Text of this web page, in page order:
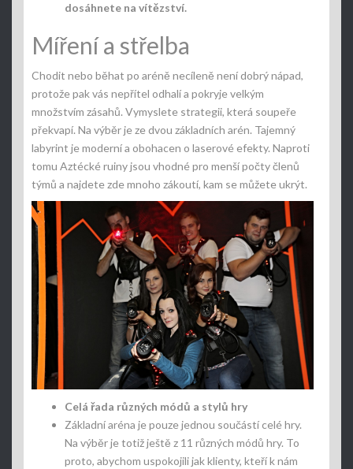
dosáhnete na vítězství.
Míření a střelba
Chodit nebo běhat po aréně necíleně není dobrý nápad,
protože pak vás nepřítel odhalí a pokryje velkým
množstvím zásahů. Vymyslete strategii, která soupeře
překvapí. Na výběr je ze dvou základních arén. Tajemný
labyrint je moderní a obohacen o laserové efekty. Naproti
tomu Aztécké ruiny jsou vhodné pro menší počty členů
týmů a najdete zde mnoho zákoutí, kam se můžete ukrýt.
Celá řada různých módů a stylů hry
Základní aréna je pouze jednou součástí celé hry.
Na výběr je totiž ještě z 11 různých módů hry. To
proto, abychom uspokojili jak klienty, kteří k nám